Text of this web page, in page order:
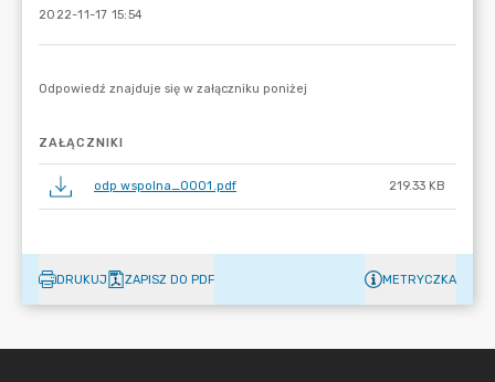
2022-11-17 15:54
ZAŁĄCZNIKI
odp wspolna_0001.pdf 219.33 KB
DRUKUJ ZAPISZ DO PDF METRYCZKA